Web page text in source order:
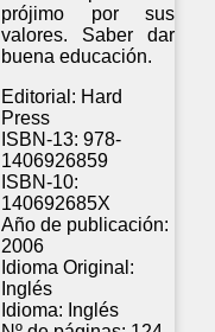
prójimo por sus
valores. Saber dar
buena educación.
Editorial: Hard
Press
ISBN-13: 978-
1406926859
ISBN-10:
140692685X
Año de publicación:
2006
Idioma Original:
Inglés
Idioma: Inglés